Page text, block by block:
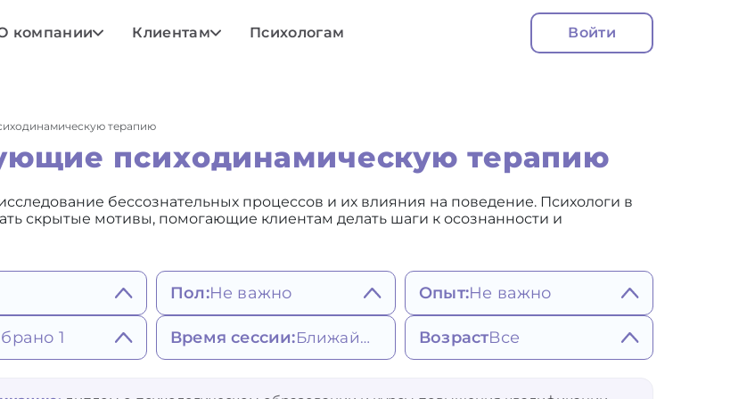
компании Клиентам Психологам Войти
терапию
психодинамическую терапию
бессознательных процессов и их влияния на поведение. Психологи в
скрытые мотивы, помогающие клиентам делать шаги к осознанности и
мысли,
Пол:Не важно
Не важно
Мужской
Женский
Опыт:Не важно
Не важно
Более 5 лет
Более 7 лет
1 Время сессии: Ближайшее ВозрастВсе